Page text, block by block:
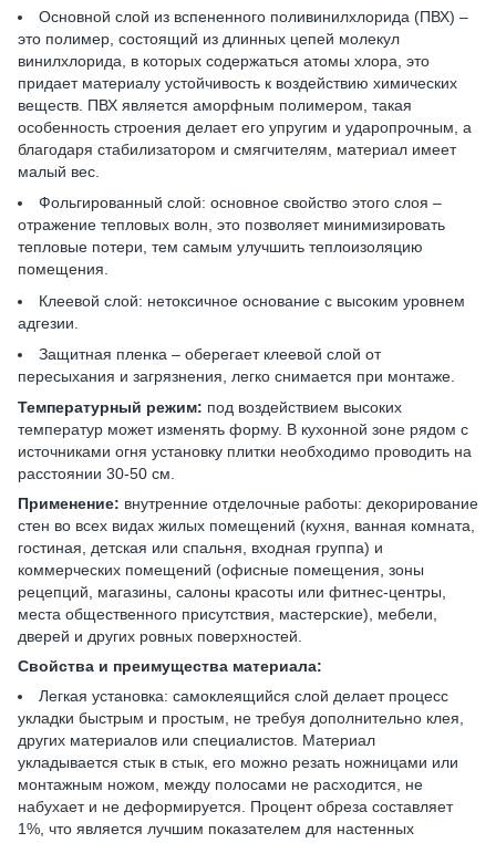
Основной слой из вспененного поливинилхлорида (ПВХ) –
это полимер, состоящий из длинных цепей молекул
винилхлорида, в которых содержаться атомы хлора, это
придает материалу устойчивость к воздействию химических
веществ. ПВХ является аморфным полимером, такая
особенность строения делает его упругим и ударопрочным, а
благодаря стабилизатором и смягчителям, материал имеет
малый вес.
Фольгированный слой: основное свойство этого слоя –
отражение тепловых волн, это позволяет минимизировать
тепловые потери, тем самым улучшить теплоизоляцию
помещения.
Клеевой слой: нетоксичное основание с высоким уровнем
адгезии.
Защитная пленка – оберегает клеевой слой от
пересыхания и загрязнения, легко снимается при монтаже.
Температурный режим: под воздействием высоких
температур может изменять форму. В кухонной зоне рядом с
источниками огня установку плитки необходимо проводить на
расстоянии 30-50 см.
Применение: внутренние отделочные работы: декорирование
стен во всех видах жилых помещений (кухня, ванная комната,
гостиная, детская или спальня, входная группа) и
коммерческих помещений (офисные помещения, зоны
рецепций, магазины, салоны красоты или фитнес-центры,
места общественного присутствия, мастерские), мебели,
дверей и других ровных поверхностей.
Свойства и преимущества материала:
Легкая установка: самоклеящийся слой делает процесс
укладки быстрым и простым, не требуя дополнительно клея,
других материалов или специалистов. Материал
укладывается стык в стык, его можно резать ножницами или
монтажным ножом, между полосами не расходится, не
набухает и не деформируется. Процент обреза составляет
1%, что является лучшим показателем для настенных